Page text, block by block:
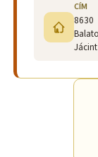
CÍM
8630